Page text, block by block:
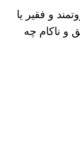
و فقیر یا
و ناکام چه